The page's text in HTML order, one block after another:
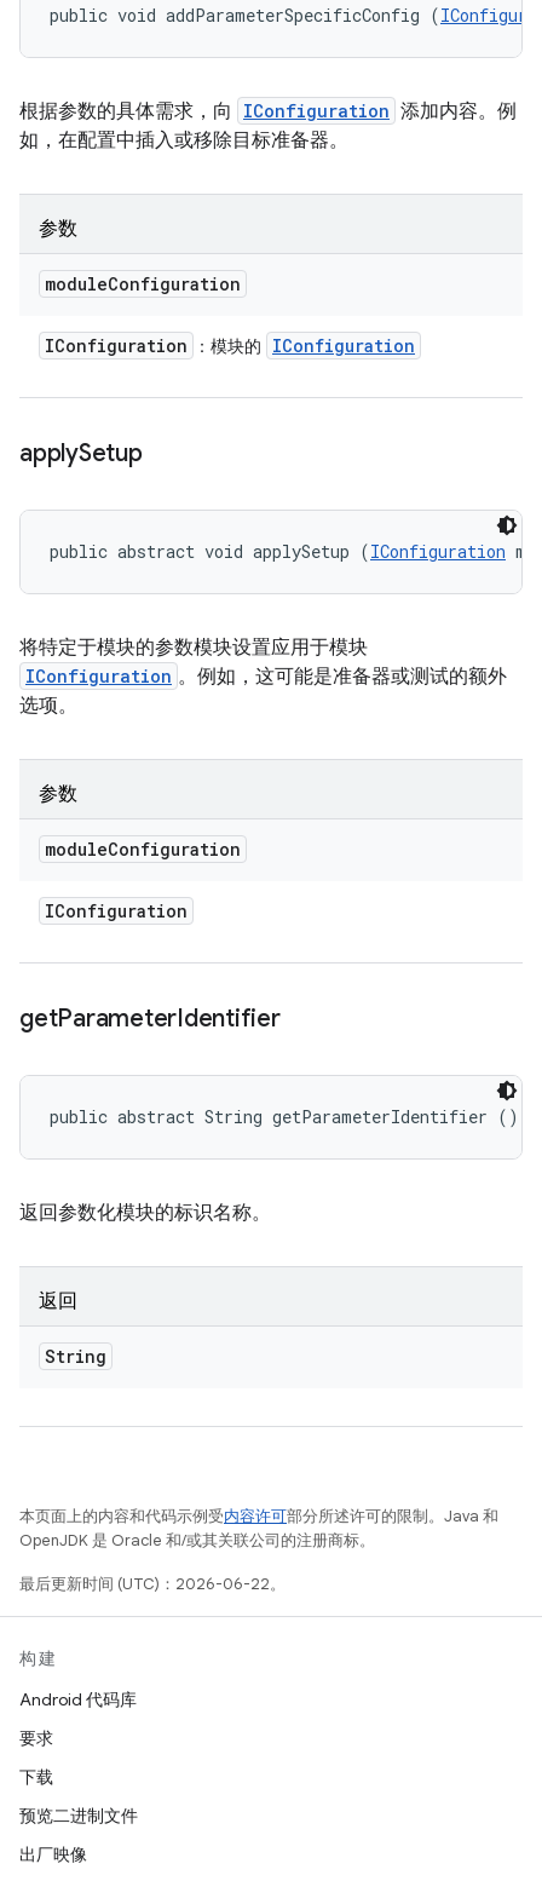
public void addParameterSpecificConfig (
根据参数的具体需求，向 IConfiguration 添加内容。例
如，在配置中插入或移除目标准备器。
参数
moduleConfiguration
IConfiguration ：模块的 IConfiguration
applySetup
public abstract void applySetup (IConfiguration
将特定于模块的参数模块设置应用于模块
IConfiguration 。例如，这可能是准备器或测试的额外
选项。
参数
moduleConfiguration
IConfiguration
getParameterIdentifier
public abstract String getParameterIdentifier ()
返回参数化模块的标识名称。
返回
String
本页面上的内容和代码示例受内容许可部分所述许可的限制。Java 和
OpenJDK 是 Oracle 和/或其关联公司的注册商标。
最后更新时间 (UTC)：2026-06-22。
构建
Android 代码库
要求
下载
预览二进制文件
出厂映像